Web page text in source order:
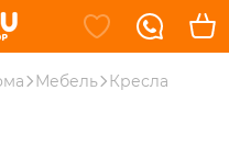
Мебель Кресла